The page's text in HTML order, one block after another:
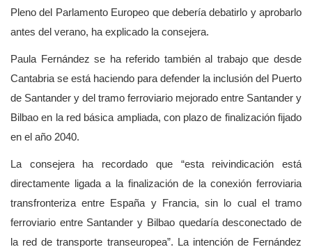
Pleno del Parlamento Europeo que debería debatirlo y aprobarlo
antes del verano, ha explicado la consejera.
Paula Fernández se ha referido también al trabajo que desde
Cantabria se está haciendo para defender la inclusión del Puerto
de Santander y del tramo ferroviario mejorado entre Santander y
Bilbao en la red básica ampliada, con plazo de finalización fijado
en el año 2040.
La consejera ha recordado que “esta reivindicación está
directamente ligada a la finalización de la conexión ferroviaria
transfronteriza entre España y Francia, sin lo cual el tramo
ferroviario entre Santander y Bilbao quedaría desconectado de
la red de transporte transeuropea”. La intención de Fernández